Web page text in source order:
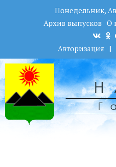
Понедельник,
Архив выпусков О
Авторизация |